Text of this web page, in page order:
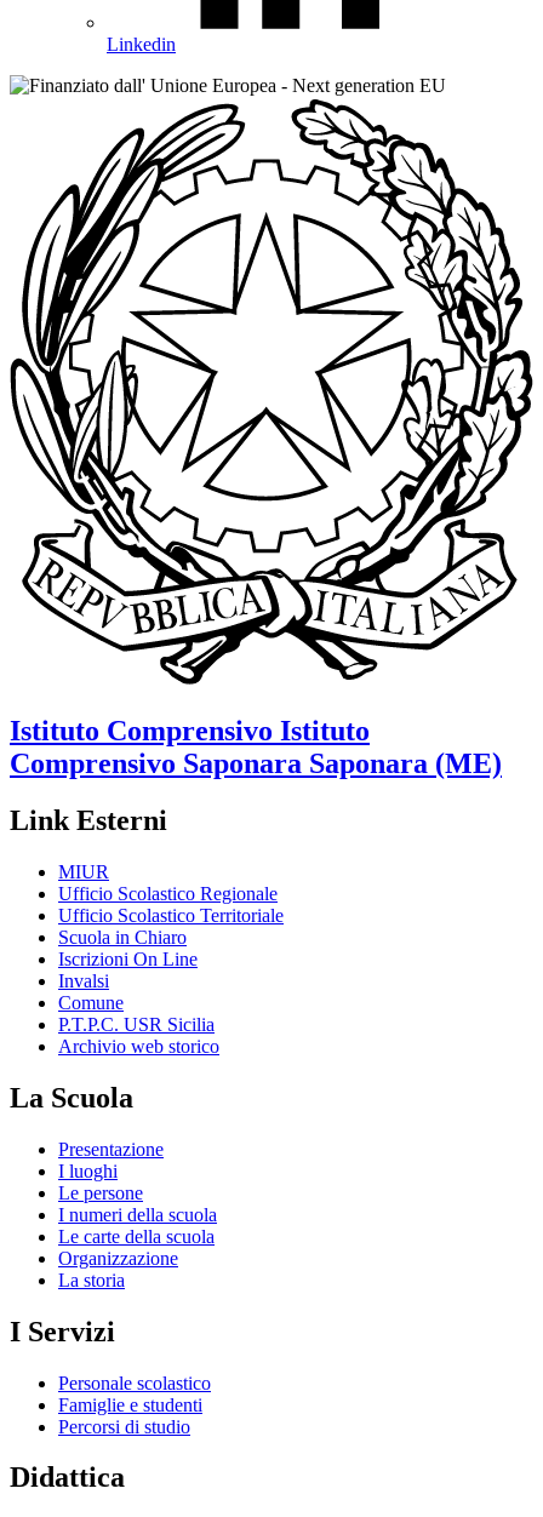
Linkedin
Istituto Comprensivo Istituto
Comprensivo Saponara Saponara (ME)
Link Esterni
MIUR
Ufficio Scolastico Regionale
Ufficio Scolastico Territoriale
Scuola in Chiaro
Iscrizioni On Line
Invalsi
Comune
P.T.P.C. USR Sicilia
Archivio web storico
La Scuola
Presentazione
I luoghi
Le persone
I numeri della scuola
Le carte della scuola
Organizzazione
La storia
I Servizi
Personale scolastico
Famiglie e studenti
Percorsi di studio
Didattica